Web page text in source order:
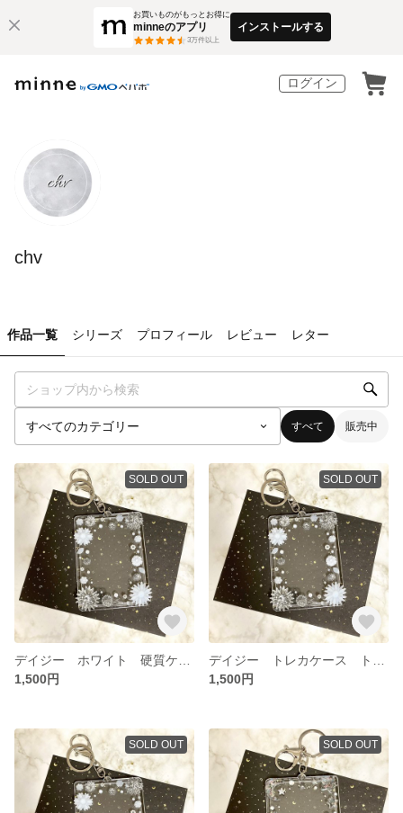
お買いものがもっとお得に
minneのアプリ
3万件以上
インストールする
ログイン
chv
作品一覧 シリーズ プロフィール レビュー レター
すべて 販売中
SOLD OUT
1,500円
SOLD OUT
1,500円
SOLD OUT SOLD OUT